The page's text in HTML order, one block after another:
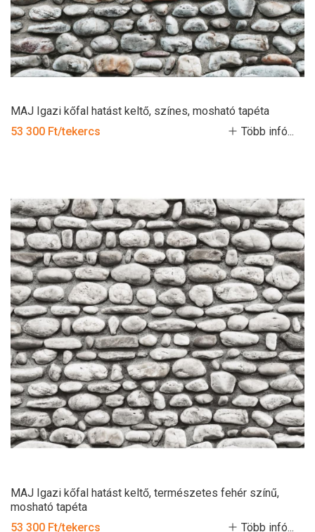
MAJ Igazi kőfal hatást keltő, színes, mosható tapéta
53 300 Ft/tekercs
Több infó...
MAJ Igazi kőfal hatást keltő, természetes fehér színű,
mosható tapéta
53 300 Ft/tekercs
Több infó...